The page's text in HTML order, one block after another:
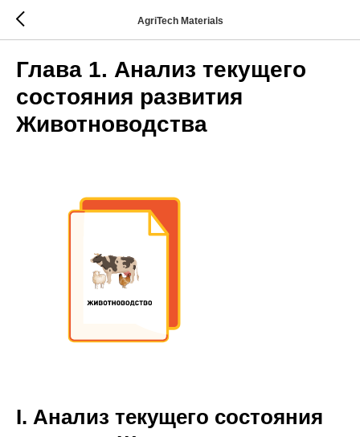
AgriTech Materials
Глава 1. Анализ текущего
состояния развития
Животноводства
I. Анализ текущего состояния